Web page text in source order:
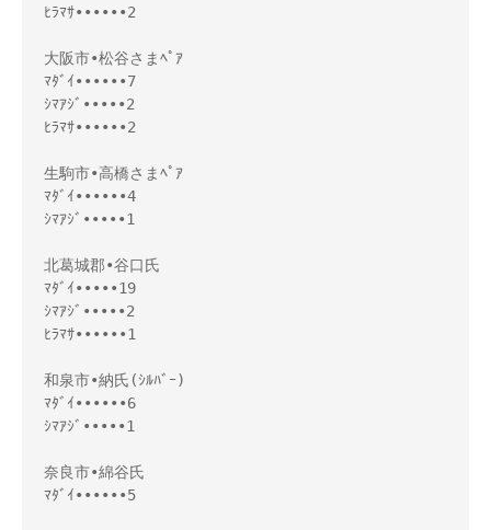
ﾋﾗﾏｻ••••••2
大阪市•松谷さまﾍﾟｱ
ﾏﾀﾞｲ••••••7
ｼﾏｱｼﾞ•••••2
ﾋﾗﾏｻ••••••2
生駒市•高橋さまﾍﾟｱ
ﾏﾀﾞｲ••••••4
ｼﾏｱｼﾞ•••••1
北葛城郡•谷口氏
ﾏﾀﾞｲ•••••19
ｼﾏｱｼﾞ•••••2
ﾋﾗﾏｻ••••••1
和泉市•納氏(ｼﾙﾊﾞｰ)
ﾏﾀﾞｲ••••••6
ｼﾏｱｼﾞ•••••1
奈良市•綿谷氏
ﾏﾀﾞｲ••••••5